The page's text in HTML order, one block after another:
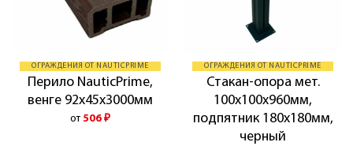
ОГРАЖДЕНИЯ ОТ NAUTICPRIME
Перило NauticPrime,
венге 92х45х3000мм
от 506 ₽
ОГРАЖДЕНИЯ ОТ NAUTICPRIME
Стакан-опора мет.
100х100х960мм,
подпятник 180х180мм,
черный